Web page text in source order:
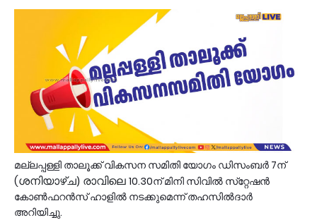
മല്ലപ്പള്ളി താലൂക്ക്‌ വികസന സമിതി യോഗം ഡിസംബർ 7ന്‌
(ശനിയാഴ്ച) രാവിലെ 10.30ന്‌ മിനി സിവില്‍ സ്‌റ്റേഷന്‍
കോണ്‍ഫറന്‍സ്‌ ഹാളില്‍ നടക്കുമെന്ന്‌ തഹസില്‍ദാര്‍
അറിയിച്ചു.